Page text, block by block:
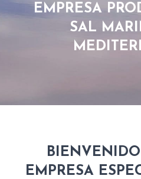
EMPRESA
SAL
EMPRESA